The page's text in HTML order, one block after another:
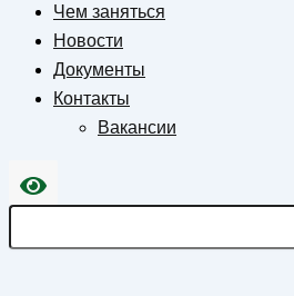
Чем заняться
Новости
Документы
Контакты
Вакансии